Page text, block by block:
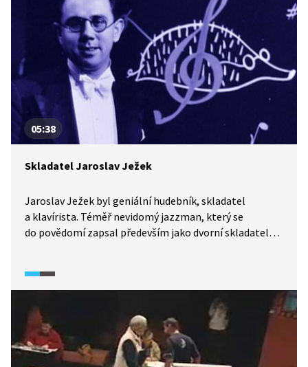
05:38
Skladatel Jaroslav Ježek
Jaroslav Ježek byl geniální hudebník, skladatel
a klavírista. Téměř nevidomý jazzman, který se
do povědomí zapsal především jako dvorní skladatel